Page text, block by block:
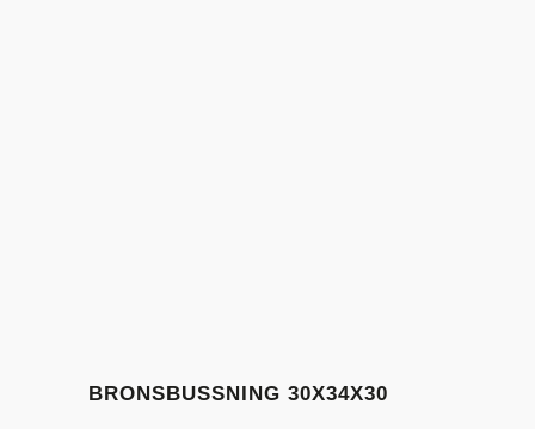
BRONSBUSSNING 30X34X30